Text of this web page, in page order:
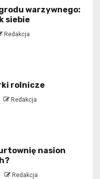
warzywnego:
siebie
Redakcja
rolnicze
Redakcja
nasion
Redakcja